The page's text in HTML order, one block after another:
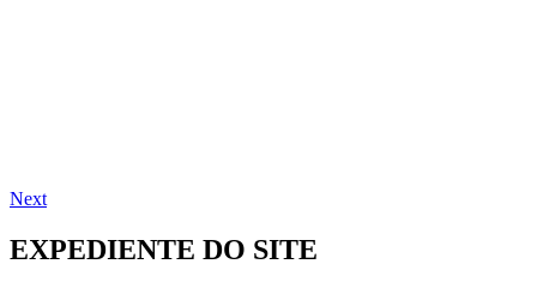
Next
EXPEDIENTE DO SITE